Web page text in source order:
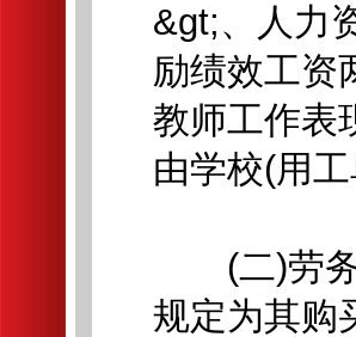
&gt;、人力
励绩效工资
教师工作表
由学校(用
(二)劳务
规定为其购